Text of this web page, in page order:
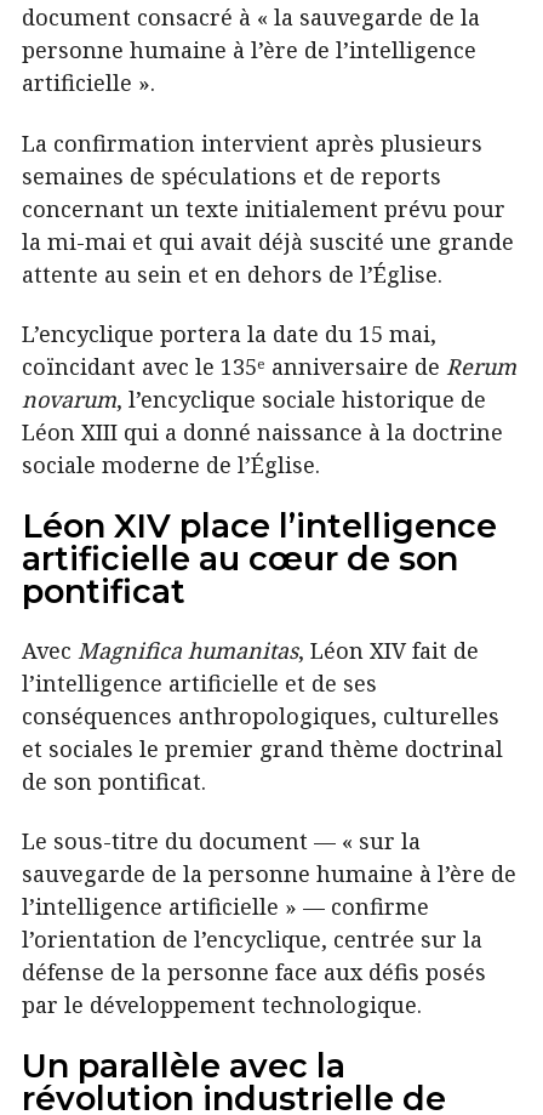
document consacré à « la sauvegarde de la
personne humaine à l’ère de l’intelligence
artificielle ».
La confirmation intervient après plusieurs
semaines de spéculations et de reports
concernant un texte initialement prévu pour
la mi-mai et qui avait déjà suscité une grande
attente au sein et en dehors de l’Église.
L’encyclique portera la date du 15 mai,
coïncidant avec le 135ᵉ anniversaire de Rerum
novarum, l’encyclique sociale historique de
Léon XIII qui a donné naissance à la doctrine
sociale moderne de l’Église.
Léon XIV place l’intelligence
artificielle au cœur de son
pontificat
Avec Magnifica humanitas, Léon XIV fait de
l’intelligence artificielle et de ses
conséquences anthropologiques, culturelles
et sociales le premier grand thème doctrinal
de son pontificat.
Le sous-titre du document — « sur la
sauvegarde de la personne humaine à l’ère de
l’intelligence artificielle » — confirme
l’orientation de l’encyclique, centrée sur la
défense de la personne face aux défis posés
par le développement technologique.
Un parallèle avec la
révolution industrielle de